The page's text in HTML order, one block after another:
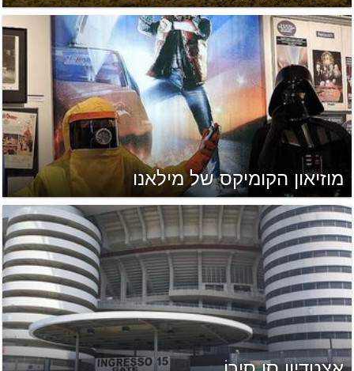
מוזיאון הקומיקס של מילאנו